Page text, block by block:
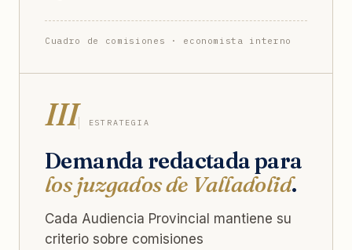
Cuadro de comisiones · economista interno
III ESTRATEGIA
Demanda redactada para
los juzgados de Valladolid.
Cada Audiencia Provincial mantiene su
criterio sobre comisiones